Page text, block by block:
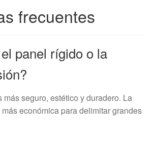
frecuentes
panel rígido o la
más seguro, estético y duradero. La
económica para delimitar grandes